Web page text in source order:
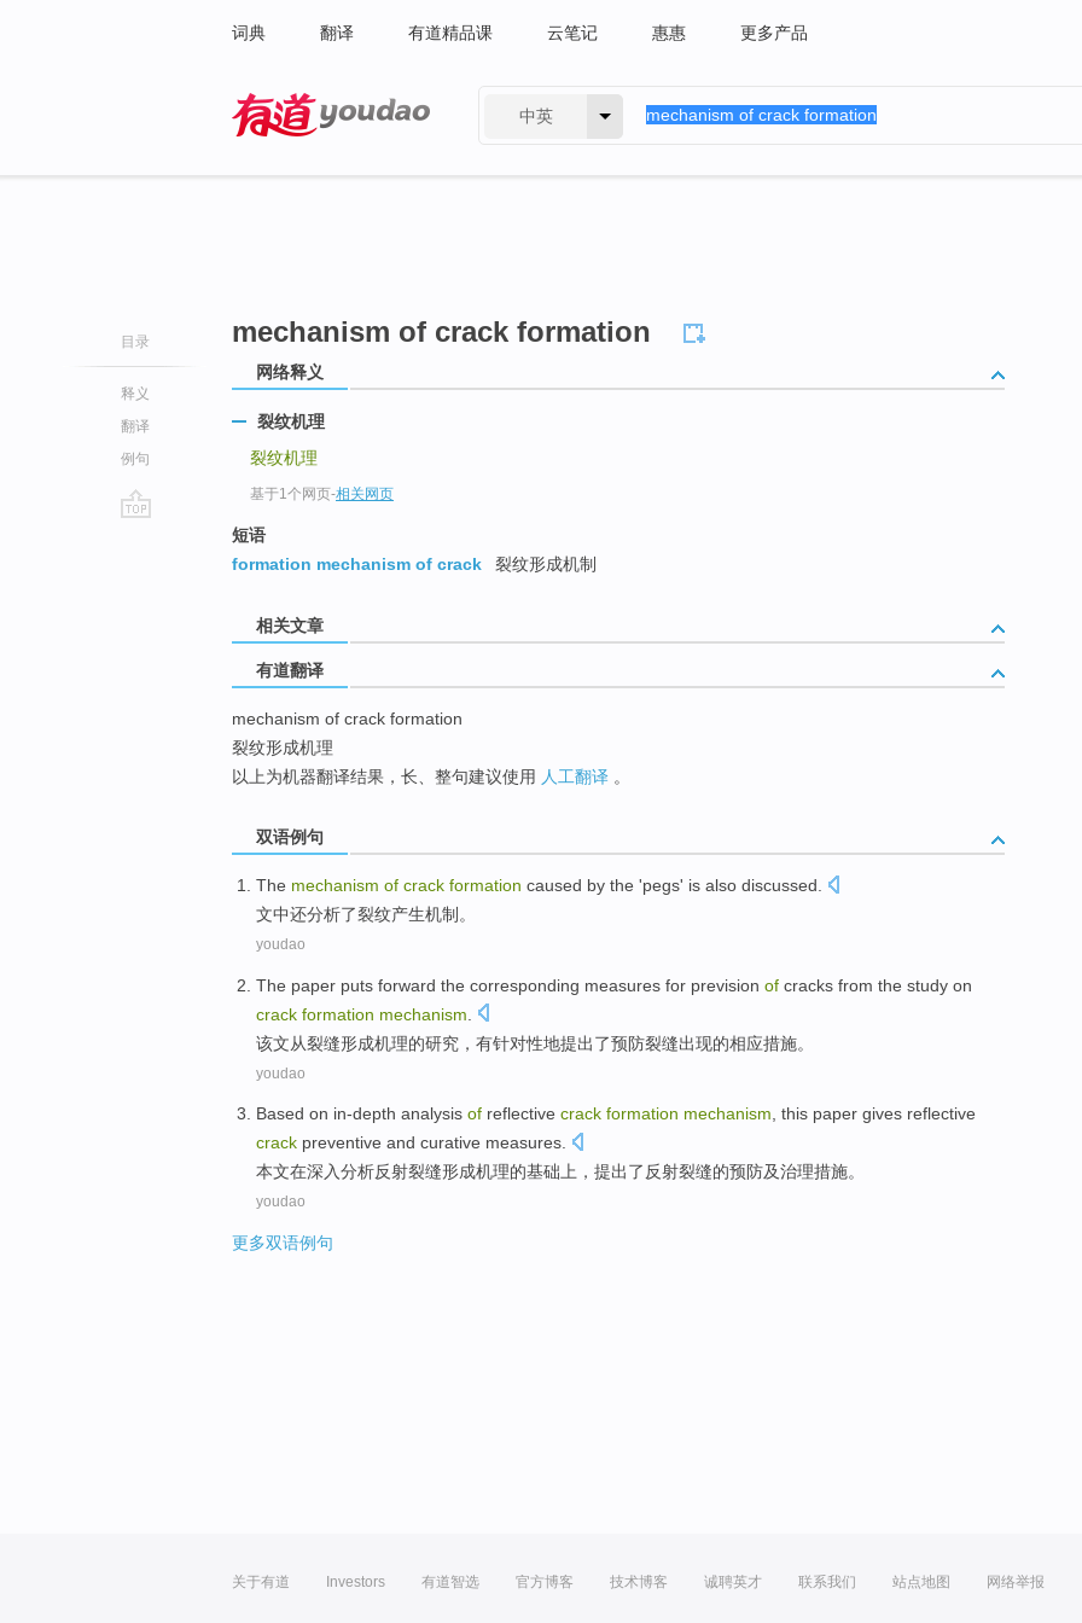
词典 翻译 有道精品课 云笔记 惠惠 更多产品
中英
目录
释义
翻译
例句
mechanism of crack formation
网络释义
裂纹机理
裂纹机理
基于1个网页-相关网页
短语
formation mechanism of crack
裂纹形成机制
相关文章
有道翻译
mechanism of crack formation
裂纹形成机理
以上为机器翻译结果，长、整句建议使用 人工翻译 。
双语例句
The mechanism of crack formation caused by the 'pegs' is also discussed
文中还分析了裂纹产生机制 。
youdao
The paper puts forward the corresponding measures for prevision of cracks from the study on
crack formation mechanism
该文从裂缝形成机理的研究 ，有针对性地提出了预防裂缝出现的相应措施。
youdao
Based on in-depth analysis of reflective crack formation mechanism, this paper gives reflective
crack preventive and curative measures.
本文在深入分析反射裂缝形成机理的基础上， 提出了反射裂缝的预防及治理措施。
youdao
更多双语例句
关于有道 Investors 有道智选 官方博客 技术博客 诚聘英才 联系我们 站点地图 网络举报